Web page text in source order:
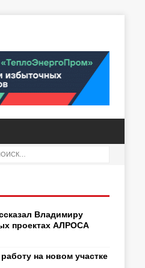
Владимиру
проектах АЛРОСА
на новом участке